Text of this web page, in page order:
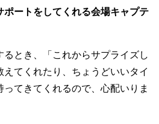
ポートをしてくれる会場キャプテ
とき、「これからサプライズし
えてくれたり、ちょうどいいタイ
ってきてくれるので、心配いりま